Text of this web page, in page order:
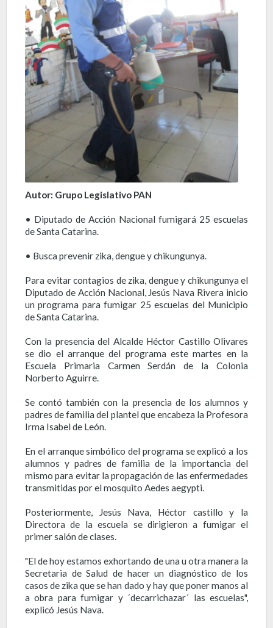
Autor: Grupo Legislativo PAN
• Diputado de Acción Nacional fumigará 25 escuelas
de Santa Catarina.
• Busca prevenir zika, dengue y chikungunya.
Para evitar contagios de zika, dengue y chikungunya el
Diputado de Acción Nacional, Jesús Nava Rivera inicio
un programa para fumigar 25 escuelas del Municipio
de Santa Catarina.
Con la presencia del Alcalde Héctor Castillo Olivares
se dio el arranque del programa este martes en la
Escuela Primaria Carmen Serdán de la Colonia
Norberto Aguirre.
Se contó también con la presencia de los alumnos y
padres de familia del plantel que encabeza la Profesora
Irma Isabel de León.
En el arranque simbólico del programa se explicó a los
alumnos y padres de familia de la importancia del
mismo para evitar la propagación de las enfermedades
transmitidas por el mosquito Aedes aegypti.
Posteriormente, Jesús Nava, Héctor castillo y la
Directora de la escuela se dirigieron a fumigar el
primer salón de clases.
"El de hoy estamos exhortando de una u otra manera la
Secretaria de Salud de hacer un diagnóstico de los
casos de zika que se han dado y hay que poner manos al
a obra para fumigar y ´decarrichazar´ las escuelas",
explicó Jesús Nava.